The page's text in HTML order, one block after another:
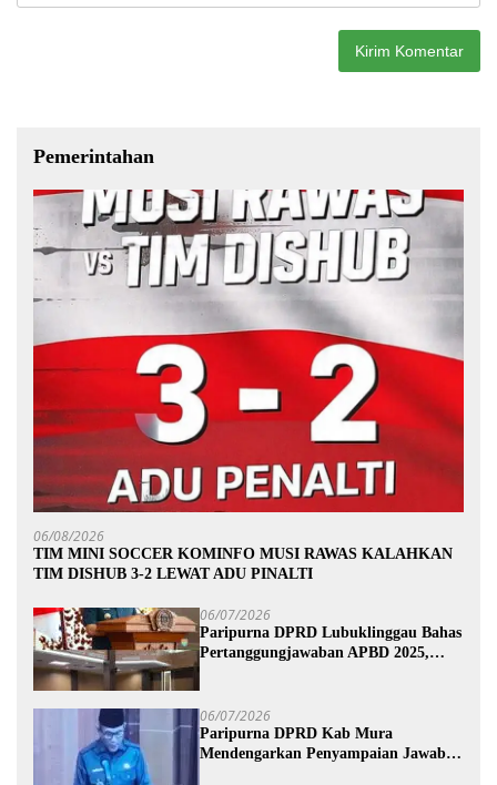
Pemerintahan
06/08/2026
TIM MINI SOCCER KOMINFO MUSI RAWAS KALAHKAN
TIM DISHUB 3-2 LEWAT ADU PINALTI
06/07/2026
Paripurna DPRD Lubuklinggau Bahas
Pertanggungjawaban APBD 2025,
06/07/2026
Paripurna DPRD Kab Mura
Mendengarkan Penyampaian Jawaban